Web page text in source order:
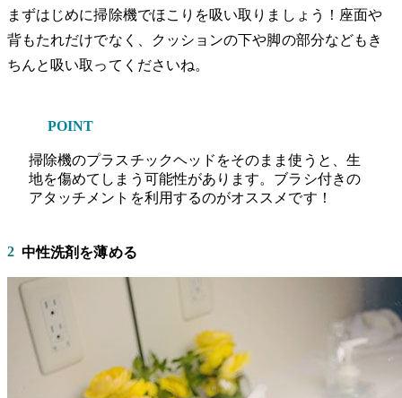
まずはじめに掃除機でほこりを吸い取りましょう！座面や
背もたれだけでなく、クッションの下や脚の部分などもき
ちんと吸い取ってくださいね。
POINT
掃除機のプラスチックヘッドをそのまま使うと、生
地を傷めてしまう可能性があります。ブラシ付きの
アタッチメントを利用するのがオススメです！
2 中性洗剤を薄める